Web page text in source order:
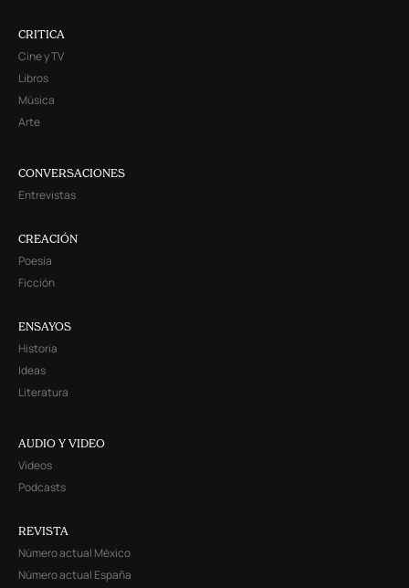
CRITICA
Cine y TV
Libros
Música
Arte
CONVERSACIONES
Entrevistas
CREACIÓN
Poesía
Ficción
ENSAYOS
Historia
Ideas
Literatura
AUDIO Y VIDEO
Videos
Podcasts
REVISTA
Número actual México
Número actual España